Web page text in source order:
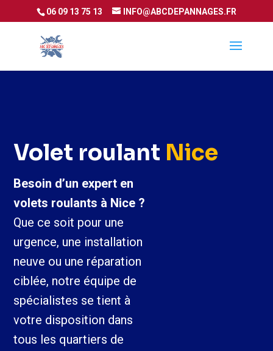
06 09 13 75 13 INFO@ABCDEPANNAGES.FR
Volet roulant Nice
Besoin d’un expert en
volets roulants à Nice ?
Que ce soit pour une
urgence, une installation
neuve ou une réparation
ciblée, notre équipe de
spécialistes se tient à
votre disposition dans
tous les quartiers de